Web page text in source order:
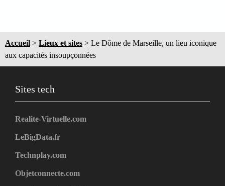
Accueil > Lieux et sites > Le Dôme de Marseille, un lieu iconique
aux capacités insoupçonnées
Sites tech
Realite-Virtuelle.com
LeBigData.fr
Technplay.com
Objetconnecte.com